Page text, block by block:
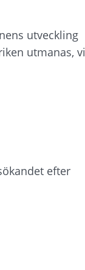
utveckling
utmanas, vi
efter